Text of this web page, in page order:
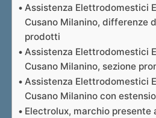
Assistenza Elettrodomestici
Cusano Milanino, differenze
prodotti
Assistenza Elettrodomestici
Cusano Milanino, sezione
Assistenza Elettrodomestici
Cusano Milanino con
Electrolux, marchio presente